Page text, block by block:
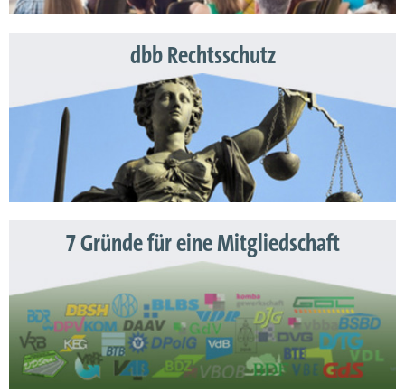
dbb Rechtsschutz
7 Gründe für eine Mitgliedschaft